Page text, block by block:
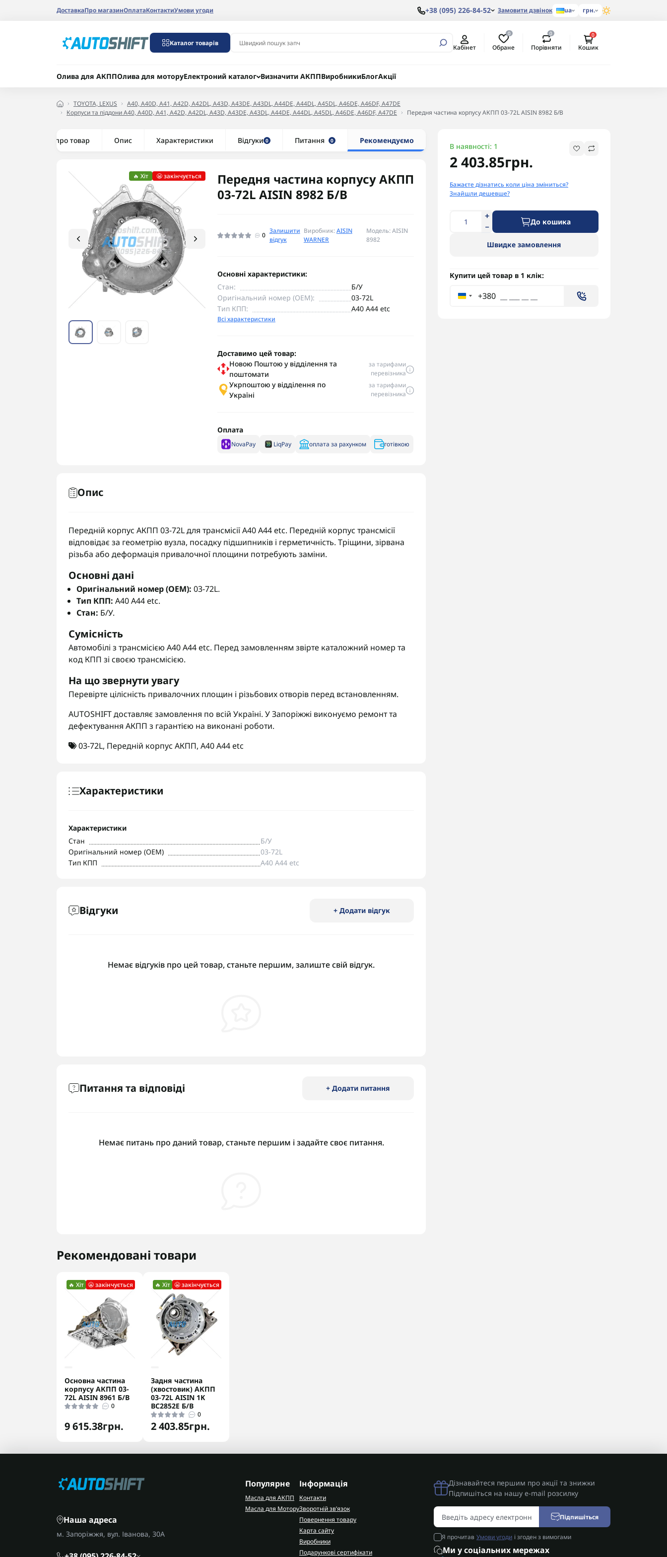
ДоставкаПро магазинОплатаКонтактиУмови угоди +38 (095) 226-84-52 Замовити дзвінок ua грн.
Каталог товарів
Кабінет
0
Обране
0
Порівняти
0
Кошик
Олива для АКППОлива для моторуЕлектроний каталог Визначити АКППВиробникиБлогАкції
TOYOTA, LEXUS
A40, A40D, A41, A42D, A42DL, A43D, A43DE, A43DL, A44DE, A44DL, A45DL, A46DE, A46DF, A47DE
Корпуси та піддони A40, A40D, A41, A42D, A42DL, A43D, A43DE, A43DL, A44DE, A44DL, A45DL, A46DE, A46DF, A47DE
Передня частина корпусу АКПП 03-72L AISIN 8982 Б/В
Все про товар Опис Характеристики Відгуки 0 Питання 0 Рекомендуємо
🔥 Хіт 😬 закінчується
Передня частина корпусу АКПП
03-72L AISIN 8982 Б/В
0
Залишити
відгук
Виробник:AISIN
WARNER
Модель: AISIN
8982
В наявності: 1
2 403.85грн.
Бажаєте дізнатись коли ціна зміниться?
Знайшли дешевше?
До кошика
Швидке замовлення
Купити цей товар в 1 клік:
+380
Основні характеристики:
Стан:
Б/У
Оригінальний номер (OEM):
03-72L
Тип КПП:
A40 A44 etc
Всі характеристики
Доставимо цей товар:
Новою Поштою у відділення та
поштомати
за тарифами
перевізника
Укрпоштою у відділення по
Україні
за тарифами
перевізника
Оплата
NovaPay LiqPay оплата за рахунком готівкою
Опис
Передній корпус АКПП 03-72L для трансмісії A40 A44 etc. Передній корпус трансмісії
відповідає за геометрію вузла, посадку підшипників і герметичність. Тріщини, зірвана
різьба або деформація привалочної площини потребують заміни.
Основні дані
Оригінальний номер (OEM): 03-72L.
Тип КПП: A40 A44 etc.
Стан: Б/У.
Сумісність
Автомобілі з трансмісією A40 A44 etc. Перед замовленням звірте каталожний номер та
код КПП зі своєю трансмісією.
На що звернути увагу
Перевірте цілісність привалочних площин і різьбових отворів перед встановленням.
AUTOSHIFT доставляє замовлення по всій Україні. У Запоріжжі виконуємо ремонт та
дефектування АКПП з гарантією на виконані роботи.
03-72L, Передній корпус АКПП, A40 A44 etc
Характеристики
Характеристики
Стан
Б/У
Оригінальний номер (OEM)
03-72L
Тип КПП
A40 A44 etc
Відгуки + Додати відгук
Немає відгуків про цей товар, станьте першим, залиште свій відгук.
Питання та відповіді + Додати питання
Немає питань про даний товар, станьте першим і задайте своє питання.
Рекомендовані товари
🔥 Хіт 😬 закінчується
Основна частина
корпусу АКПП 03-
72L AISIN 8961 Б/В
0
9 615.38грн.
🔥 Хіт 😬 закінчується
Задня частина
(хвостовик) АКПП
03-72L AISIN 1K
BC2852E Б/В
0
2 403.85грн.
Наша адреса
м. Запоріжжя, вул. Іванова, 30А
Популярне
Масла для АКПП
Масла для Мотору
Інформація
Контакти
Зворотній зв’язок
Повернення товару
Карта сайту
Виробники
Подарункові сертифікати
Ми у соціальних мережах
Дізнавайтеся першим про акції та знижки
Підпишіться на нашу e-mail розсилку
Підпишіться
Я прочитав Умови угоди і згоден з вимогами